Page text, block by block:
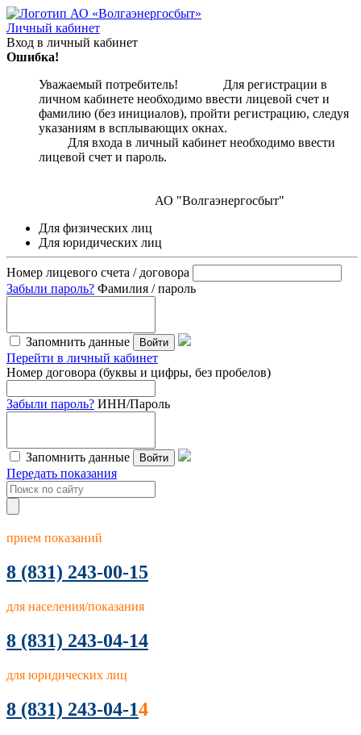
Личный кабинет
Вход в личный кабинет
Ошибка!
Уважаемый потребитель! Для регистрации в
личном кабинете необходимо ввести лицевой счет и
фамилию (без инициалов), пройти регистрацию, следуя
указаниям в всплывающих окнах.
Для входа в личный кабинет необходимо ввести
лицевой счет и пароль.
АО "Волгаэнергосбыт"
Для физических лиц
Для юридических лиц
Номер лицевого счета / договора
Забыли пароль? Фамилия / пароль
Запомнить данные Войти
Перейти в личный кабинет
Номер договора (буквы и цифры, без пробелов)
Забыли пароль? ИНН/Пароль
Запомнить данные Войти
Передать показания
прием показаний
8 (831) 243-00-15
для населения/показания
8 (831) 243-04-14
для юридических лиц
8 (831) 243-04-14